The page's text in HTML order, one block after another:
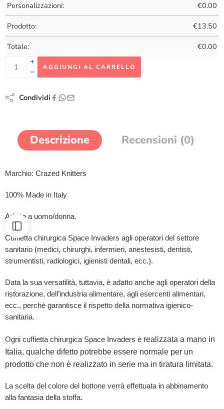
Personalizzazioni: €0.00
Prodotto: €13.50
Totale: €0.00
AGGIUNGI AL CARRELLO
Condividi
Descrizione Recensioni (0)
Marchio: Crazed Knitters
100% Made in Italy
Adatta a uomo/donna.
Cuffietta chirurgica Space Invaders agli operatori del settore
sanitario (medici, chirurghi, infermieri, anestesisti, dentisti,
strumentisti, radiologici, igienisti dentali, ecc.).
Data la sua versatilità, tuttavia, è adatto anche agli operatori della
ristorazione, dell’industria alimentare, agli esercenti alimentari,
ecc., perché garantisce il rispetto della normativa igienico-
sanitaria.
Ogni cuffietta chirurgica Space Invaders è realizzata a mano in
Italia, qualche difetto potrebbe essere normale per un
prodotto che non è realizzato in serie ma in tiratura limitata.
La scelta del colore del bottone verrà effettuata in abbinamento
alla fantasia della stoffa.